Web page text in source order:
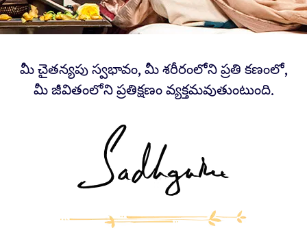
మీ చైతన్యపు స్వభావం, మీ శరీరంలోని ప్రతి కణంలో,
మీ జీవితంలోని ప్రతిక్షణం వ్యక్తమవుతుంటుంది.